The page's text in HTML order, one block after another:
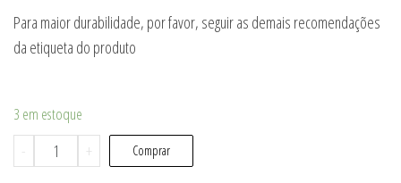
Para maior durabilidade, por favor, seguir as demais recomendações
da etiqueta do produto
3 em estoque
-
Jogo
berço
+ Comprar